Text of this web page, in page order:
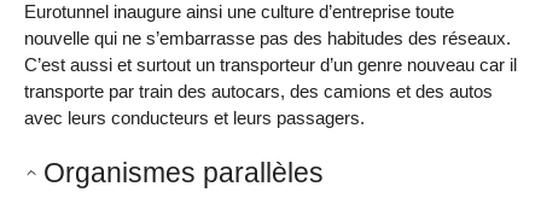
Eurotunnel inaugure ainsi une culture d’entreprise toute
nouvelle qui ne s’embarrasse pas des habitudes des réseaux.
C’est aussi et surtout un transporteur d’un genre nouveau car il
transporte par train des autocars, des camions et des autos
avec leurs conducteurs et leurs passagers.
Organismes parallèles